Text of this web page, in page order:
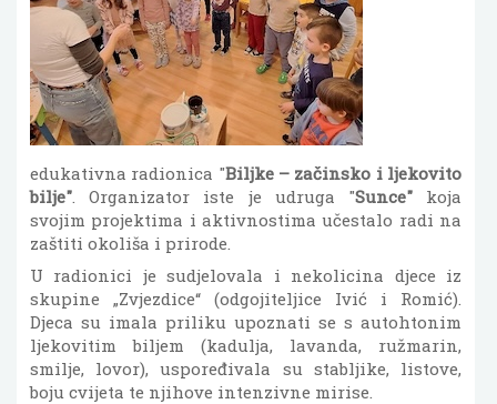
edukativna radionica "Biljke – začinsko i ljekovito
bilje". Organizator iste je udruga "Sunce"koja
svojim projektima i aktivnostima učestalo radi na
zaštiti okoliša i prirode.
U radionici je sudjelovala i nekolicina djece iz
skupine „Zvjezdice“ (odgojiteljice Ivić i Romić).
Djeca su imala priliku upoznati se s autohtonim
ljekovitim biljem (kadulja, lavanda, ružmarin,
smilje, lovor), uspoređivala su stabljike, listove,
boju cvijeta te njihove intenzivne mirise.